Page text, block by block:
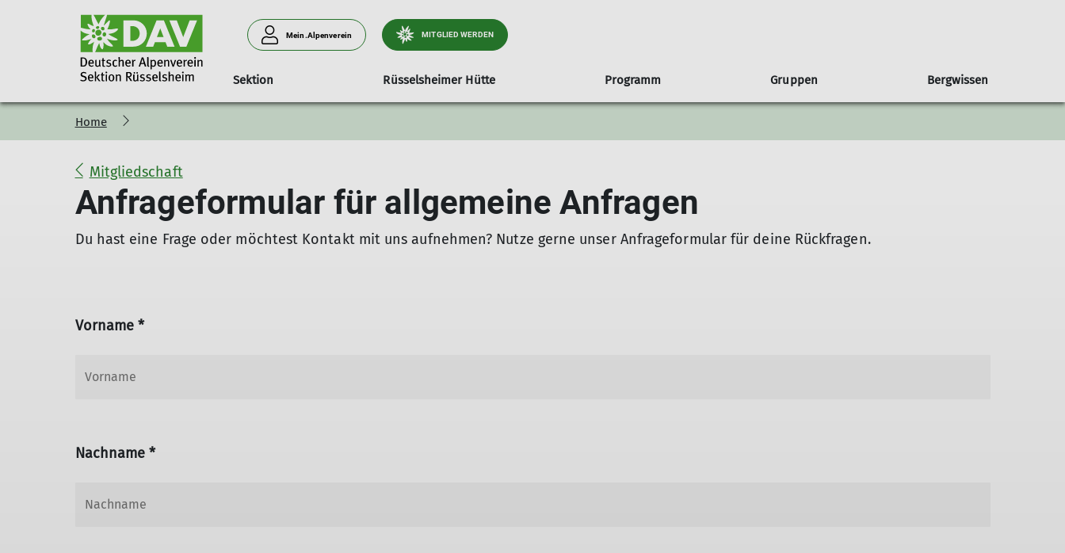
Mein.Alpenverein MITGLIED WERDEN
Sektion
Unsere Teams Ehrenamt Geschäftsstelle Service Geschichte Mitgliedschaft
Rüsselsheimer Hütte
Übernachtungen Touren Genuss Umweltschutz
Programm
Touren Kurse Events
Gruppen
Wandergruppen Fitness-Gruppen Klettergruppen Jugend-Klettergruppen
Bergwissen
Hüttentipps Klimawandel in den Alpen Schwierigkeitsbewertung
Home
Mitgliedschaft
Anfrageformular für allgemeine Anfragen
Du hast eine Frage oder möchtest Kontakt mit uns aufnehmen? Nutze gerne unser Anfrageformular für deine Rückfragen.
Vorname *
Nachname *